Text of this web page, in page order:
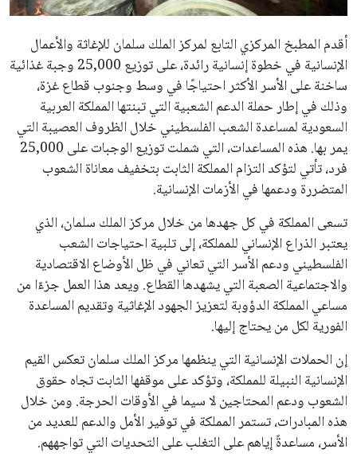
المرأة والجمال
حوادث
محافظات
أقدم المطبخ المركزي التابع لمركز الملك سلمان للإغاثة والأعمال
الإنسانية في خطوة إنسانية رائدة، على توزيع 25,000 وجبة غذائية
ساخنة على الأسر الأكثر احتياجًا في وسط وجنوب قطاع غزة،
وذلك في إطار حملة الدعم الشعبية التي تبنتها المملكة العربية
السعودية لمساعدة الشعب الفلسطيني خلال الظروف العصيبة التي
يمر بها. هذه المساعدات، التي شملت توزيع الوجبات على 25,000
فرد، تأتي لتؤكد التزام المملكة الثابت بتخفيف معاناة الشعوب
المتضررة ودعمها في الأزمات الإنسانية.
تسعى المملكة في كل جهدها من خلال مركز الملك سلمان، الذي
يعتبر الذراع الإنساني للمملكة، إلى تلبية احتياجات الشعب
الفلسطيني ودعم الأسر التي تعاني في ظل الأوضاع الاقتصادية
والاجتماعية الصعبة التي يشهدها القطاع. ويعد هذا العمل جزءًا من
مساعي المملكة الدؤوبة لتعزيز الجهود الإغاثية وتقديم المساعدة
الفورية لكل من يحتاج إليها.
إن الحملات الإنسانية التي ينظمها مركز الملك سلمان تعكس القيم
الإنسانية النبيلة للمملكة، وتؤكد على موقفها الثابت تجاه حقوق
الشعوب ودعم المحتاجين لا سيما في الأوقات الحرجة. ومن خلال
هذه المبادرات، تستمر المملكة في توفير الأمل والدعم للعديد من
الأسر، مساعدةً إياهم على التغلب على التحديات التي تواجههم.